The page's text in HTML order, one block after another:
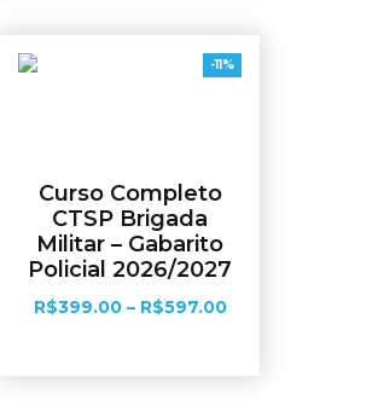
-11%
Curso Completo
CTSP Brigada
Militar – Gabarito
Policial 2026/2027
R$399.00 – R$597.00